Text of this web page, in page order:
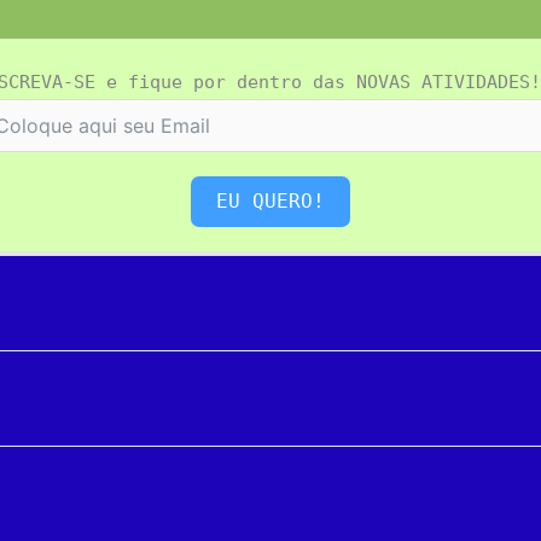
SE e fique por dentro das NOVAS ATIVIDADES!
EU QUERO!